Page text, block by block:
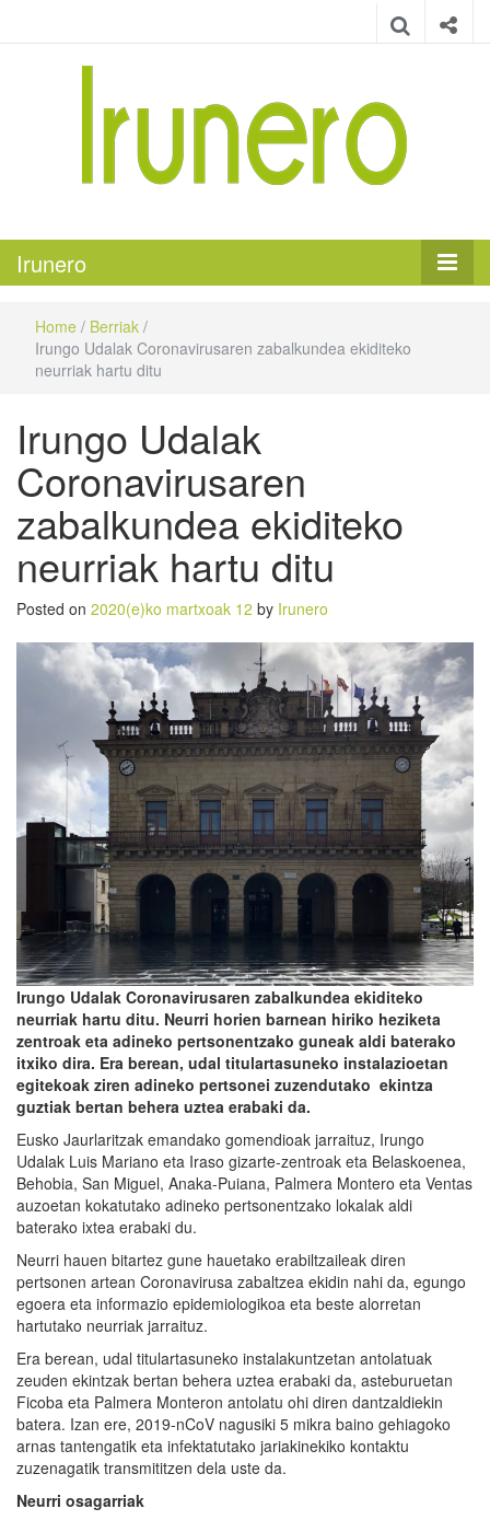
Irunero
Home / Berriak /
Irungo Udalak Coronavirusaren zabalkundea ekiditeko
neurriak hartu ditu
Irungo Udalak
Coronavirusaren
zabalkundea ekiditeko
neurriak hartu ditu
Posted on 2020(e)ko martxoak 12 by Irunero
Irungo Udalak Coronavirusaren zabalkundea ekiditeko
neurriak hartu ditu. Neurri horien barnean hiriko heziketa
zentroak eta adineko pertsonentzako guneak aldi baterako
itxiko dira. Era berean, udal titulartasuneko instalazioetan
egitekoak ziren adineko pertsonei zuzendutako ekintza
guztiak bertan behera uztea erabaki da.
Eusko Jaurlaritzak emandako gomendioak jarraituz, Irungo
Udalak Luis Mariano eta Iraso gizarte-zentroak eta Belaskoenea,
Behobia, San Miguel, Anaka-Puiana, Palmera Montero eta Ventas
auzoetan kokatutako adineko pertsonentzako lokalak aldi
baterako ixtea erabaki du.
Neurri hauen bitartez gune hauetako erabiltzaileak diren
pertsonen artean Coronavirusa zabaltzea ekidin nahi da, egungo
egoera eta informazio epidemiologikoa eta beste alorretan
hartutako neurriak jarraituz.
Era berean, udal titulartasuneko instalakuntzetan antolatuak
zeuden ekintzak bertan behera uztea erabaki da, asteburuetan
Ficoba eta Palmera Monteron antolatu ohi diren dantzaldiekin
batera. Izan ere, 2019-nCoV nagusiki 5 mikra baino gehiagoko
arnas tantengatik eta infektatutako jariakinekiko kontaktu
zuzenagatik transmititzen dela uste da.
Neurri osagarriak